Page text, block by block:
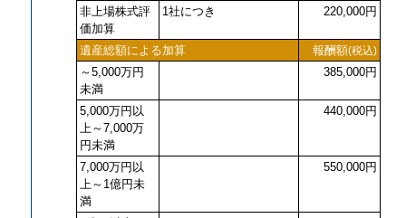
非上場株式評
価加算
1社につき 220,000円
遺産総額による加算 報酬額(税込)
～5,000万円
未満
385,000円
5,000万円以
上～7,000万
円未満
440,000円
7,000万円以
上～1億円未
満
550,000円